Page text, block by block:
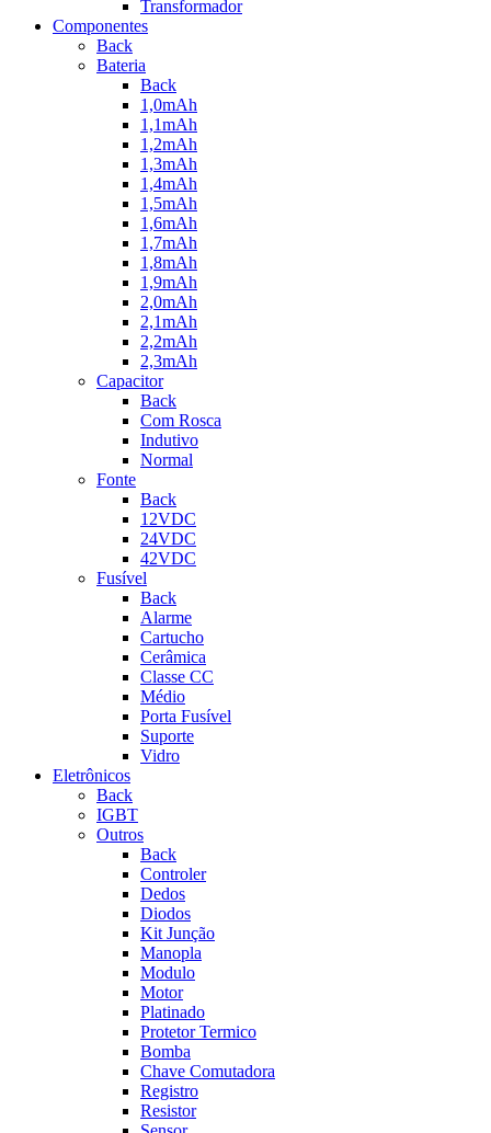
Transformador
Componentes
Back
Bateria
Back
1,0mAh
1,1mAh
1,2mAh
1,3mAh
1,4mAh
1,5mAh
1,6mAh
1,7mAh
1,8mAh
1,9mAh
2,0mAh
2,1mAh
2,2mAh
2,3mAh
Capacitor
Back
Com Rosca
Indutivo
Normal
Fonte
Back
12VDC
24VDC
42VDC
Fusível
Back
Alarme
Cartucho
Cerâmica
Classe CC
Médio
Porta Fusível
Suporte
Vidro
Eletrônicos
Back
IGBT
Outros
Back
Controler
Dedos
Diodos
Kit Junção
Manopla
Modulo
Motor
Platinado
Protetor Termico
Bomba
Chave Comutadora
Registro
Resistor